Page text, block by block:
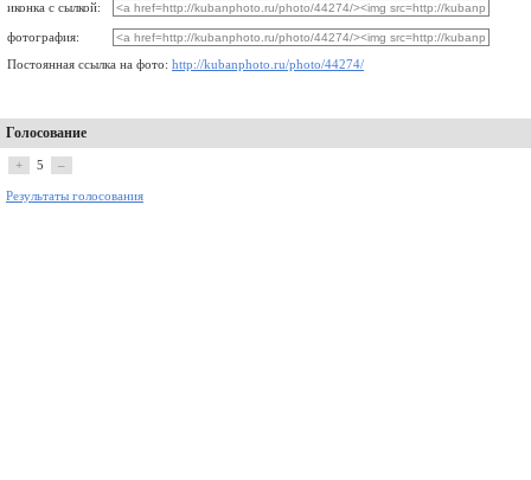
иконка с сылкой:
фотография:
Постоянная ссылка на фото: http://kubanphoto.ru/photo/44274/
Голосование
+ 5 –
Результаты голосования